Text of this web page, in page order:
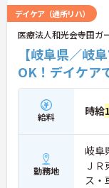
デイケア（通所リハ）
医療法人和光会寺田ガ
【岐阜県／岐
OK！デイケア
給料 時給
勤務地
岐阜
Ｊ
ス・